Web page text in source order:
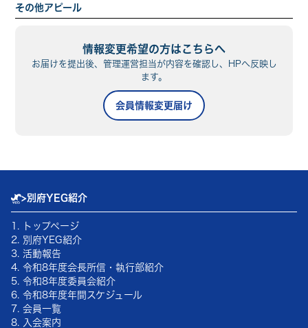
その他アピール
情報変更希望の方はこちらへ
お届けを提出後、管理運営担当が内容を確認し、HPへ反映し
ます。
会員情報変更届け
>別府YEG紹介
1. トップページ
2. 別府YEG紹介
3. 活動報告
4. 令和8年度会長所信・執行部紹介
5. 令和8年度委員会紹介
6. 令和8年度年間スケジュール
7. 会員一覧
8. 入会案内